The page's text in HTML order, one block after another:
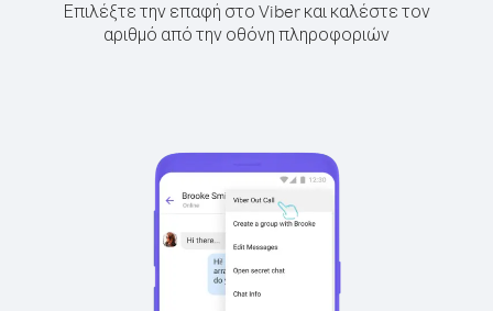
Επιλέξτε την επαφή στο Viber και καλέστε τον
αριθμό από την οθόνη πληροφοριών